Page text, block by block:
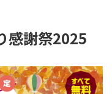
感謝祭2025